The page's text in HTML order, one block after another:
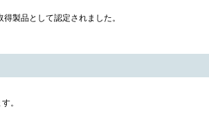
製品として認定されました。
。